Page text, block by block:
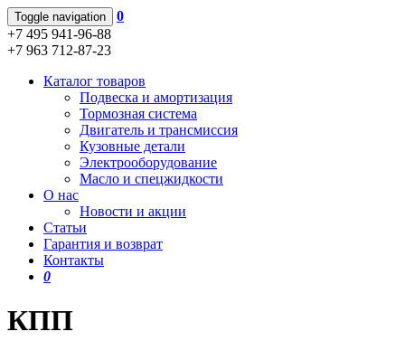
Toggle navigation
0
+7 495 941-96-88
+7 963 712-87-23
Каталог товаров
Подвеска и амортизация
Тормозная система
Двигатель и трансмиссия
Кузовные детали
Электрооборудование
Масло и спецжидкости
О нас
Новости и акции
Статьи
Гарантия и возврат
Контакты
0
КПП